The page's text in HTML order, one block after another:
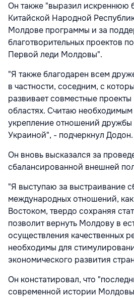
Он также "выразил искреннюю
Китайской Народной
Молдове программы и за
благотворительных проектов
Первой леди Молдовы".
"Я также благодарен всем
в частности, соседним, с
развивает совместные
областях. Считаю
укрепление отношений
Украиной", - подчеркнул Додон.
Он вновь высказался за
сбалансированной внешней
"Я выступаю за выстраивание
международных отношений,
Востоком, твердо сохраняя
позволит вернуть Молдову в
осуществления качественных
необходимы для
экономического развития
Он констатировал, что
современной истории